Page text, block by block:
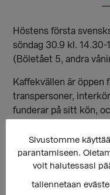
Höstens första
söndag 30.9 kl.
(Böletået 5, andra
Kaffekvällen är öppen
transpersoner,
funderar på sitt kön,
rättighet att definiera
använda det namn på
också mögligt att
Sivustomme
parantamiseen.
voit halutessasi
tallennetaan